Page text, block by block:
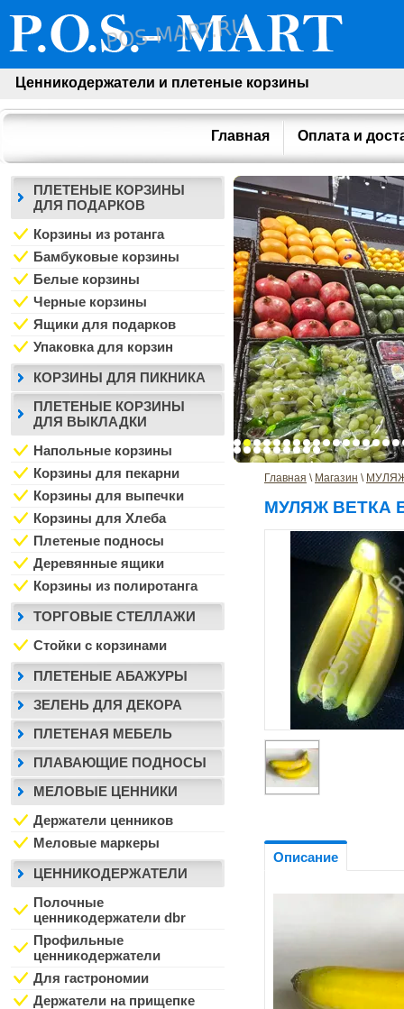
Ценникодержатели и плетеные корзины
Главная Оплата и
Главная \ Магазин \
МУЛЯЖ ВЕТКА
Описание
ПЛЕТЕНЫЕ КОРЗИНЫ
ДЛЯ ПОДАРКОВ
Корзины из ротанга
Бамбуковые корзины
Белые корзины
Черные корзины
Ящики для подарков
Упаковка для корзин
КОРЗИНЫ ДЛЯ ПИКНИКА
ПЛЕТЕНЫЕ КОРЗИНЫ
ДЛЯ ВЫКЛАДКИ
Напольные корзины
Корзины для пекарни
Корзины для выпечки
Корзины для Хлеба
Плетеные подносы
Деревянные ящики
Корзины из полиротанга
ТОРГОВЫЕ СТЕЛЛАЖИ
Стойки с корзинами
ПЛЕТЕНЫЕ АБАЖУРЫ
ЗЕЛЕНЬ ДЛЯ ДЕКОРА
ПЛЕТЕНАЯ МЕБЕЛЬ
ПЛАВАЮЩИЕ ПОДНОСЫ
МЕЛОВЫЕ ЦЕННИКИ
Держатели ценников
Меловые маркеры
ЦЕННИКОДЕРЖАТЕЛИ
Полочные
ценникодержатели dbr
Профильные
ценникодержатели
Для гастрономии
Держатели на прищепке